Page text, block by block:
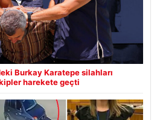
Burkay Karatepe silahları
harekete geçti